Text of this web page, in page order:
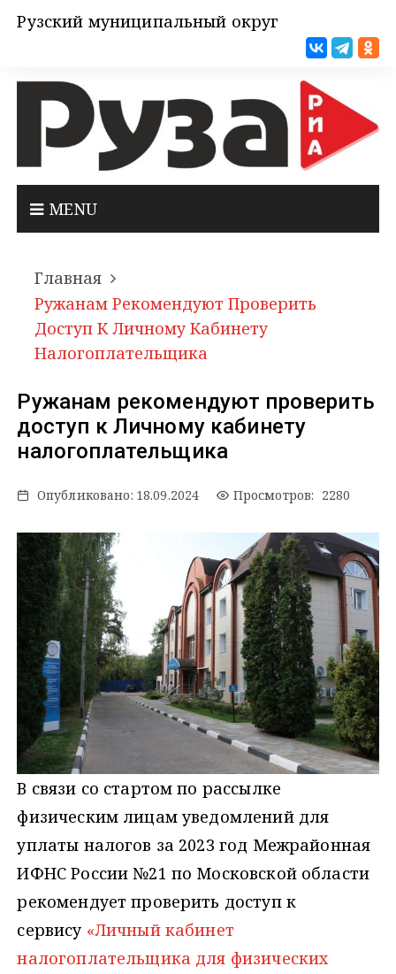
Рузский муниципальный округ
MENU
Главная
Ружанам Рекомендуют Проверить
Доступ К Личному Кабинету
Налогоплательщика
Ружанам рекомендуют проверить
доступ к Личному кабинету
налогоплательщика
Опубликовано: 18.09.2024 Просмотров: 2280
В связи со стартом по рассылке
физическим лицам уведомлений для
уплаты налогов за 2023 год Межрайонная
ИФНС России №21 по Московской области
рекомендует проверить доступ к
сервису «Личный кабинет
налогоплательщика для физических